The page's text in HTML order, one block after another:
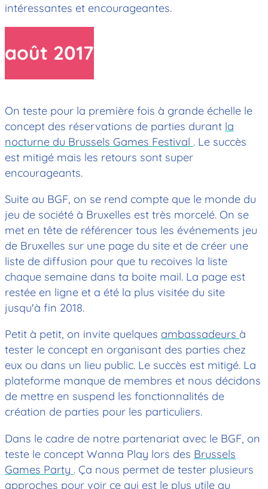
intéressantes et encourageantes.
août 2017
On teste pour la première fois à grande échelle le
concept des réservations de parties durant la
nocturne du Brussels Games Festival . Le succès
est mitigé mais les retours sont super
encourageants.
Suite au BGF, on se rend compte que le monde du
jeu de société à Bruxelles est très morcelé. On se
met en tête de référencer tous les événements jeu
de Bruxelles sur une page du site et de créer une
liste de diffusion pour que tu recoives la liste
chaque semaine dans ta boite mail. La page est
restée en ligne et a été la plus visitée du site
jusqu'à fin 2018.
Petit à petit, on invite quelques ambassadeurs à
tester le concept en organisant des parties chez
eux ou dans un lieu public. Le succès est mitigé. La
plateforme manque de membres et nous décidons
de mettre en suspend les fonctionnalités de
création de parties pour les particuliers.
Dans le cadre de notre partenariat avec le BGF, on
teste le concept Wanna Play lors des Brussels
Games Party . Ça nous permet de tester plusieurs
approches pour voir ce qui est le plus utile au